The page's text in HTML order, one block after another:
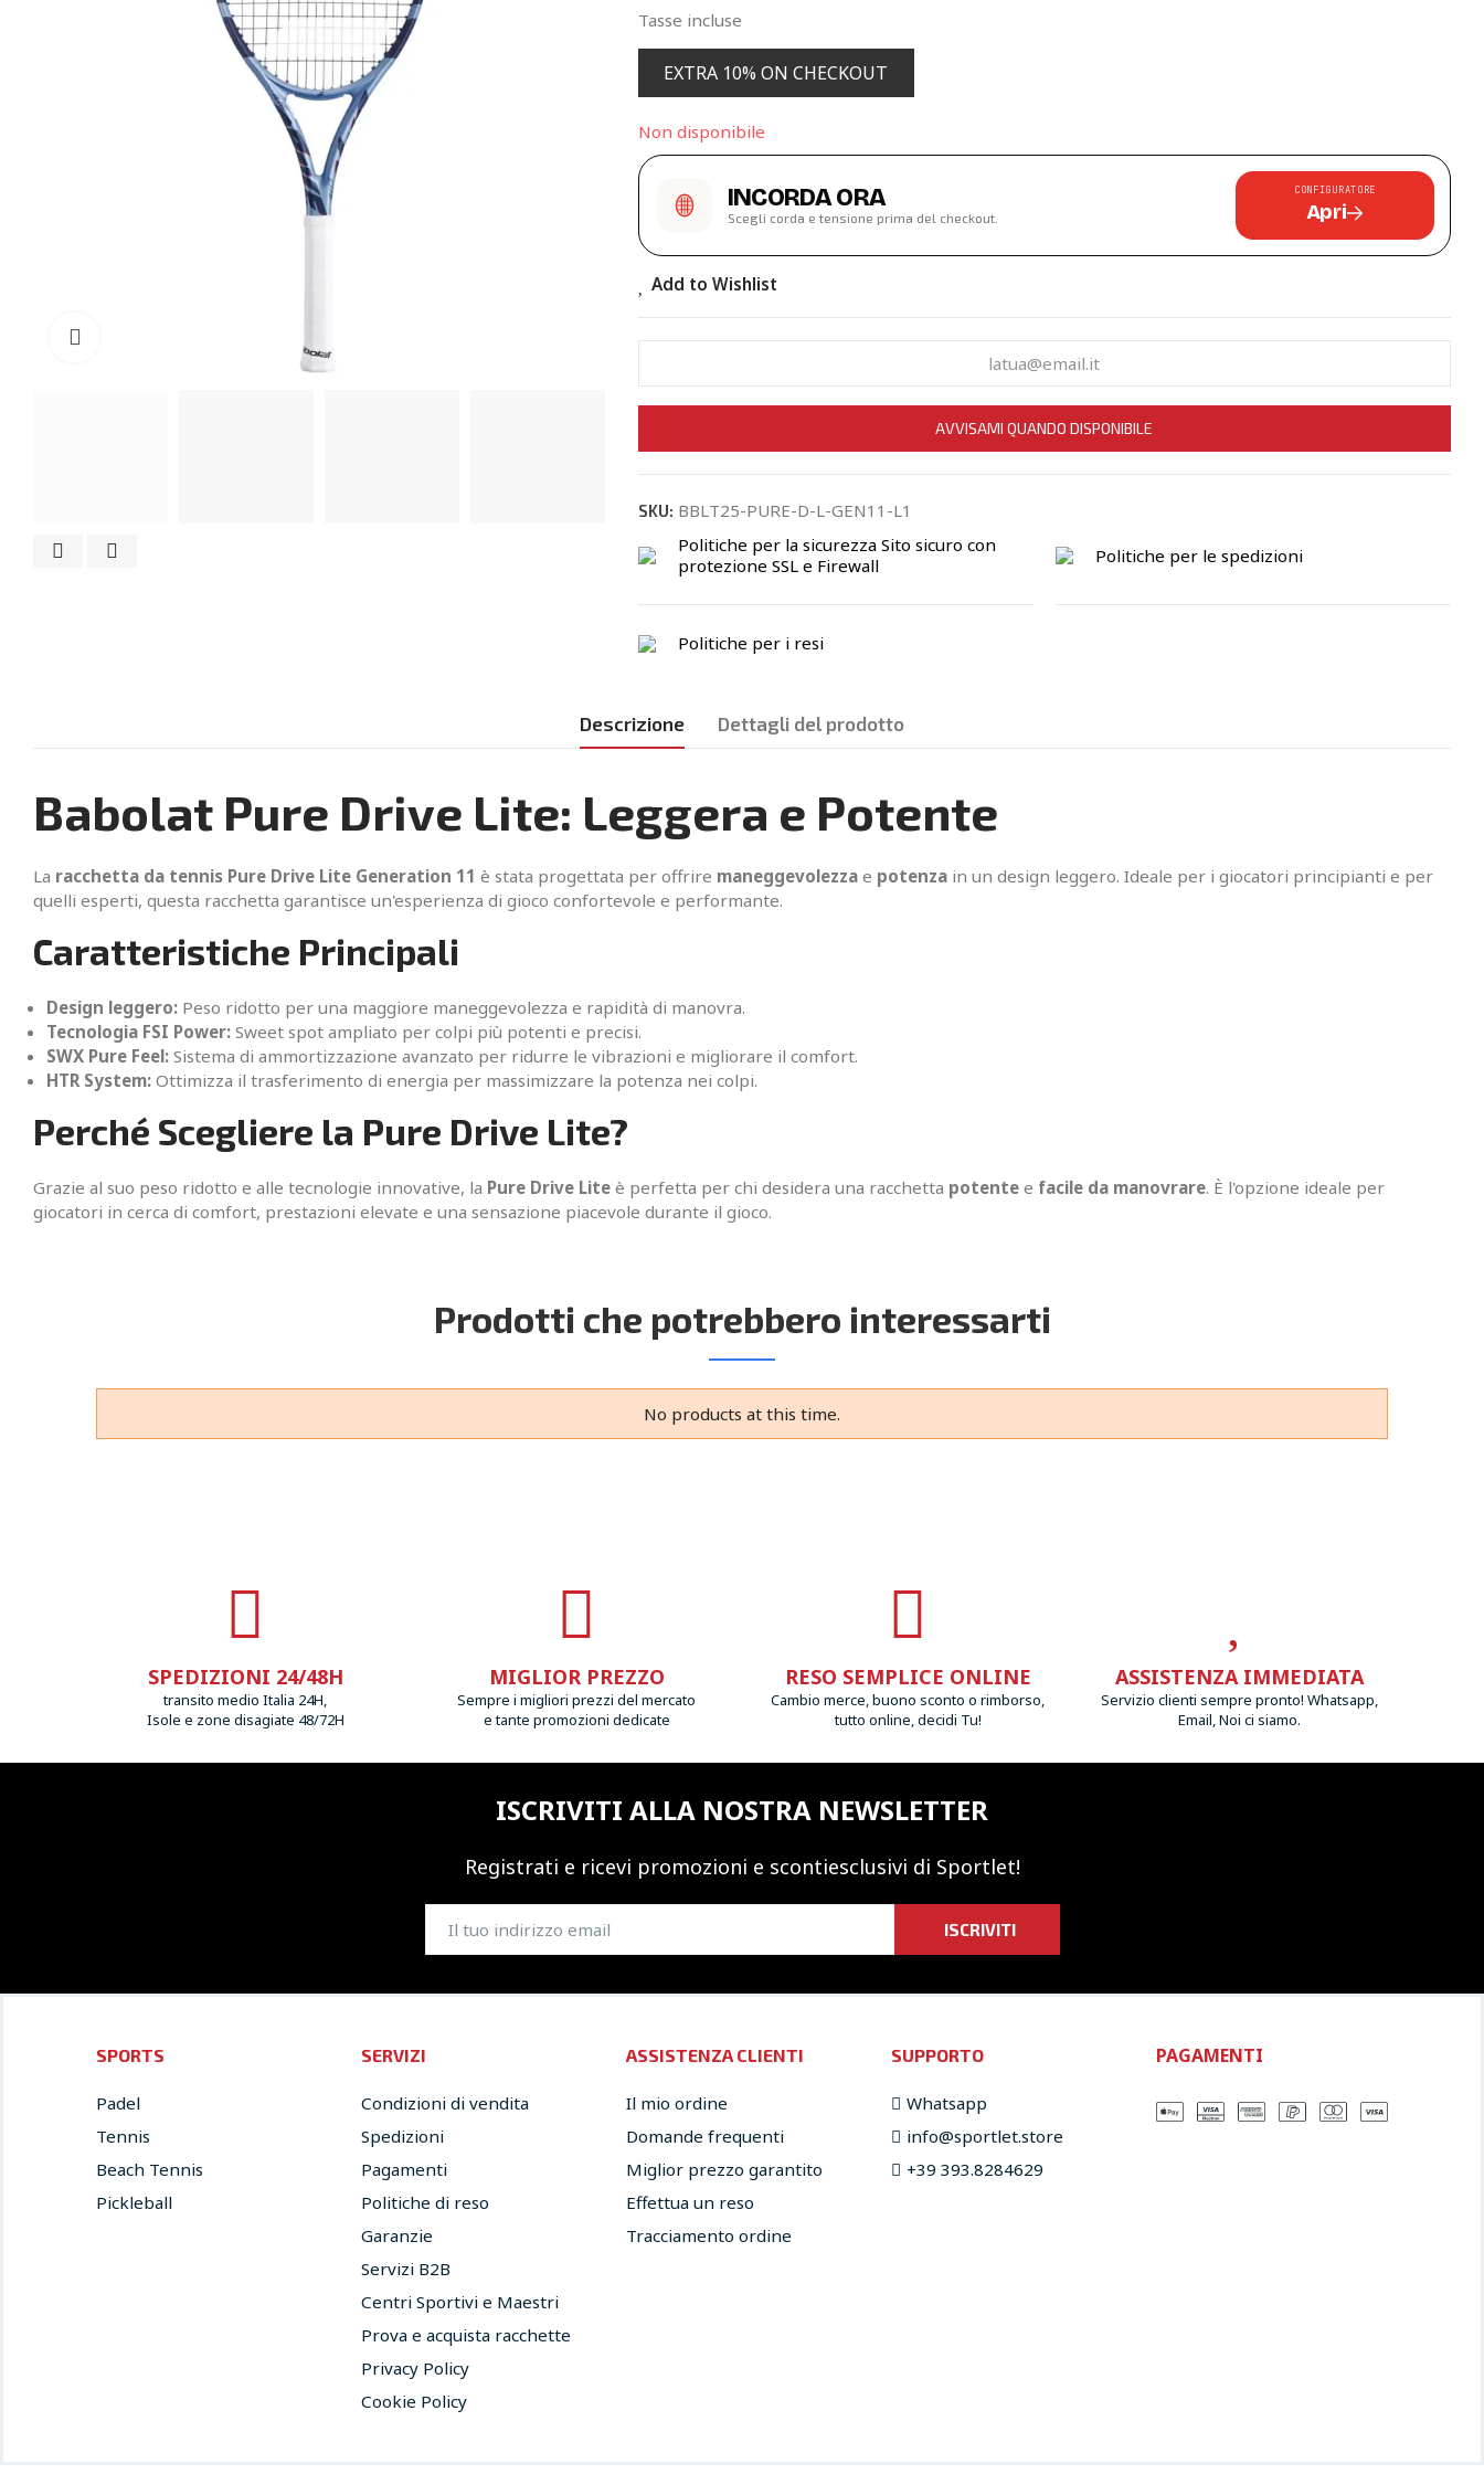
Tasse incluse
EXTRA 10% ON CHECKOUT
Non disponibile
INCORDA ORA
Scegli corda e tensione prima del checkout.
CONFIGURATORE
Apri
Add to Wishlist
AVVISAMI QUANDO DISPONIBILE
SKU: BBLT25-PURE-D-L-GEN11-L1
Politiche per la sicurezza Sito sicuro con
protezione SSL e Firewall
Politiche per le spedizioni
Politiche per i resi
Descrizione Dettagli del prodotto
Babolat Pure Drive Lite: Leggera e Potente
La racchetta da tennis Pure Drive Lite Generation 11 è stata progettata per offrire maneggevolezza e potenza in un design leggero. Ideale per i giocatori principianti e per
quelli esperti, questa racchetta garantisce un'esperienza di gioco confortevole e performante.
Caratteristiche Principali
Design leggero: Peso ridotto per una maggiore maneggevolezza e rapidità di manovra.
Tecnologia FSI Power: Sweet spot ampliato per colpi più potenti e precisi.
SWX Pure Feel: Sistema di ammortizzazione avanzato per ridurre le vibrazioni e migliorare il comfort.
HTR System: Ottimizza il trasferimento di energia per massimizzare la potenza nei colpi.
Perché Scegliere la Pure Drive Lite?
Grazie al suo peso ridotto e alle tecnologie innovative, la Pure Drive Lite è perfetta per chi desidera una racchetta potente e facile da manovrare. È l'opzione ideale per
giocatori in cerca di comfort, prestazioni elevate e una sensazione piacevole durante il gioco.
Prodotti che potrebbero interessarti
No products at this time.
SPEDIZIONI 24/48H
transito medio Italia 24H,
Isole e zone disagiate 48/72H
MIGLIOR PREZZO
Sempre i migliori prezzi del mercato
e tante promozioni dedicate
RESO SEMPLICE ONLINE
Cambio merce, buono sconto o rimborso,
tutto online, decidi Tu!
ASSISTENZA IMMEDIATA
Servizio clienti sempre pronto! Whatsapp,
Email, Noi ci siamo.
ISCRIVITI ALLA NOSTRA NEWSLETTER
Registrati e ricevi promozioni e scontiesclusivi di Sportlet!
ISCRIVITI
SPORTS
Padel
Tennis
Beach Tennis
Pickleball
SERVIZI
Condizioni di vendita
Spedizioni
Pagamenti
Politiche di reso
Garanzie
Servizi B2B
Centri Sportivi e Maestri
Prova e acquista racchette
Privacy Policy
Cookie Policy
ASSISTENZA CLIENTI
Il mio ordine
Domande frequenti
Miglior prezzo garantito
Effettua un reso
Tracciamento ordine
SUPPORTO
Whatsapp
info@sportlet.store​
+39 393.8284629
PAGAMENTI